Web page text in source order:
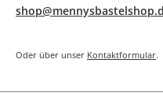
Oder über unser Kontaktformular.